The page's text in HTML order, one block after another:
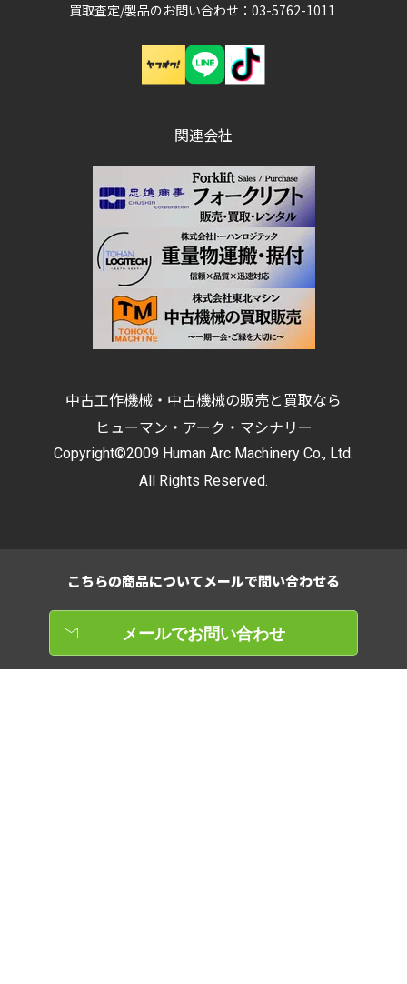
買取査定/製品のお問い合わせ：03-5762-1011
関連会社
中古工作機械・中古機械の販売と買取なら
ヒューマン・アーク・マシナリー
Copyright©2009 Human Arc Machinery Co., Ltd.
All Rights Reserved.
こちらの商品についてメールで問い合わせる
メールでお問い合わせ